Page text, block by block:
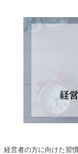
経営者の方に向けた習